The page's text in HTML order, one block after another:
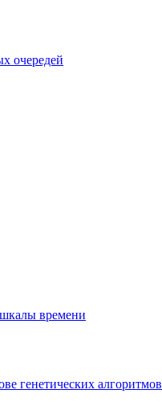
очередей
времени
генетических алгоритмов